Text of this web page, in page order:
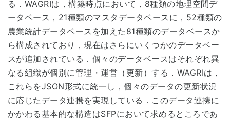
る．WAGRIは，構築時点において，8種類の地理空間デ
ータベース，21種類のマスタデータベースに，52種類の
農業統計データベースを加えた81種類のデータベースか
ら構成されており，現在はさらにいくつかのデータベー
スが追加されている．個々のデータベースはそれぞれ異
なる組織が個別に管理・運営（更新）する．WAGRIは，
これらをJSON形式に統一し，個々のデータの更新状況
に応じたデータ連携を実現している．このデータ連携に
かかわる基本的な構造はSFPにおいて求めるところであ